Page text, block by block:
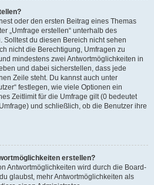
oder den ersten Beitrag eines Themas
„Umfrage erstellen“ unterhalb des
Solltest du diesen Bereich nicht sehen
nicht die Berechtigung, Umfragen zu
mindestens zwei Antwortmöglichkeiten in
und dabei sicherstellen, dass jede
Zeile steht. Du kannst auch unter
festlegen, wie viele Optionen ein
Zeitlimit für die Umfrage gilt (0 bedeutet
und schließlich, ob die Benutzer ihre
erstellen?
Antwortmöglichkeiten wird durch die Board-
glaubst, mehr Antwortmöglichkeiten als